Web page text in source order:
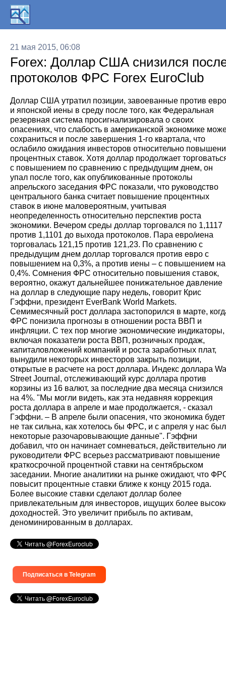
21 мая 2015, 06:08
Forex: Доллар США снизился
протоколов ФРС Forex EuroClub
Доллар США утратил позиции, завоеванные против евро
и японской иены в среду после того, как Федеральная
резервная система просигнализировала о своих
опасениях, что слабость в американской экономике
сохраниться и после завершения 1-го квартала, что
ослабило ожидания инвесторов относительно
процентных ставок. Хотя доллар продолжает
с повышением по сравнению с предыдущим днем, он
упал после того, как опубликованные протоколы
апрельского заседания ФРС показали, что руководство
центрального банка считает повышение процентных
ставок в июне маловероятным, учитывая
неопределенность относительно перспектив роста
экономики. Вечером среды доллар торговался по 1,1117
против 1,1101 до выхода протоколов. Пара евро/иена
торговалась 121,15 против 121,23. По сравнению с
предыдущим днем доллар торговался против евро с
повышением на 0,3%, а против иены – с повышением на
0,4%. Сомнения ФРС относительно повышения ставок,
вероятно, окажут дальнейшее понижательное давление
на доллар в следующие пару недель, говорит Крис
Гэффни, президент EverBank World Markets.
Семимесячный рост доллара застопорился в марте,
ФРС понизила прогнозы в отношении роста ВВП и
инфляции. С тех пор многие экономические индикаторы,
включая показатели роста ВВП, розничных продаж,
капиталовложений компаний и роста заработных плат,
вынудили некоторых инвесторов закрыть позиции,
открытые в расчете на рост доллара. Индекс доллара
Street Journal, отслеживающий курс доллара против
корзины из 16 валют, за последние два месяца снизился
на 4%. "Мы могли видеть, как эта недавняя коррекция
роста доллара в апреле и мае продолжается, - сказал
Гэффни. – В апреле были опасения, что экономика будет
не так сильна, как хотелось бы ФРС, и с апреля у нас
некоторые разочаровывающие данные". Гэффни
добавил, что он начинает сомневаться, действительно ли
руководители ФРС всерьез рассматривают повышение
краткосрочной процентной ставки на сентябрьском
заседании. Многие аналитики на рынке ожидают, что
повысит процентные ставки ближе к концу 2015 года.
Более высокие ставки сделают доллар более
привлекательным для инвесторов, ищущих более
доходностей. Это увеличит прибыль по активам,
деноминированным в долларах.
Подписаться в Telegram